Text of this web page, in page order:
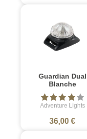
Guardian Dual
Blanche
Adventure Lights
36,00 €